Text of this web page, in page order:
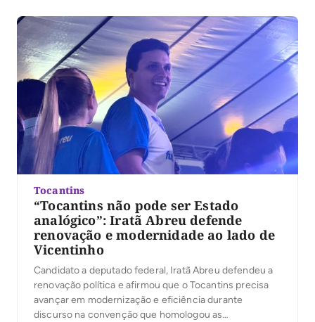
ampliação das políticas de habitação e o fortalecimento
do desenvolvimento econômico do Tocantins. […]
Tocantins
“Tocantins não pode ser Estado
analógico”: Iratã Abreu defende
renovação e modernidade ao lado de
Vicentinho
Candidato a deputado federal, Iratã Abreu defendeu a
renovação política e afirmou que o Tocantins precisa
avançar em modernização e eficiência durante
discurso na convenção que homologou as